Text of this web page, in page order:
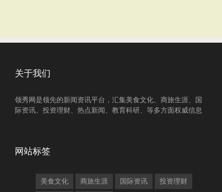
关于我们
领秀网是领先的新闻资讯平台，汇集美食文化、商旅生涯、国
际资讯、投资理财、热点新闻、教育科研、等多方面权威信息
网站标签
美食文化 商旅生涯 国际资讯 投资理财